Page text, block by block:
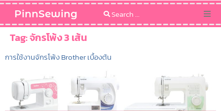
PinnSewing
Sewing Pattern
Tag:จักรโพ้ง 3 เส้น
การใช้งานจักรโพ้ง Brother เบื้องต้น